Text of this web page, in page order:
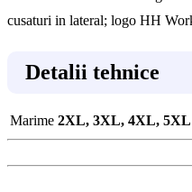
cusaturi in lateral; logo HH
Detalii tehnice
Marime 2XL, 3XL, 4XL, 5XL